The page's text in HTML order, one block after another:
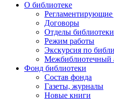
О библиотеке
Договоры
Отделы библиотеки
Режим работы
Экскурсия по
Межбиблиотечный
Фонд библиотеки
Состав фонда
Газеты, журналы
Новые книги